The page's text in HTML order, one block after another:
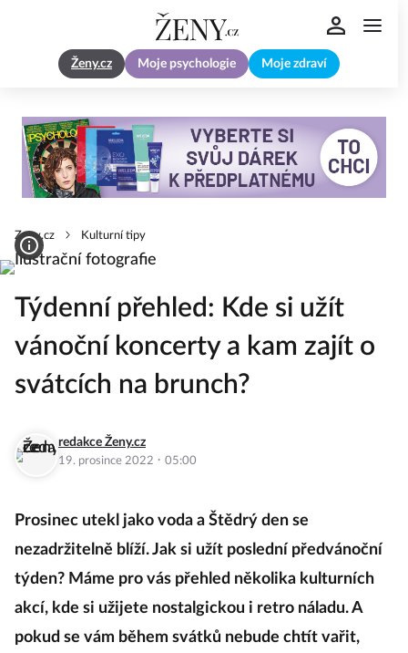
Ženy.cz Moje psychologie Moje zdraví
Zeny.cz Kulturní tipy
Týdenní přehled: Kde si užít
vánoční koncerty a kam zajít o
svátcích na brunch?
redakce Ženy.cz
19. prosince 2022 · 05:00
Prosinec utekl jako voda a Štědrý den se
nezadržitelně blíží. Jak si užít poslední předvánoční
týden? Máme pro vás přehled několika kulturních
akcí, kde si užijete nostalgickou i retro náladu. A
pokud se vám během svátků nebude chtít vařit,